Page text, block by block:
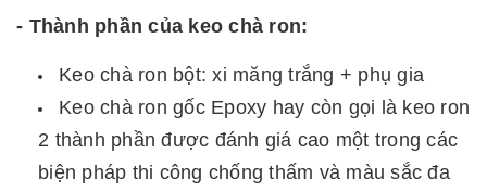
- Thành phần của keo chà ron:
Keo chà ron bột: xi măng trắng + phụ gia
Keo chà ron gốc Epoxy hay còn gọi là keo ron
2 thành phần được đánh giá cao một trong các
biện pháp thi công chống thấm và màu sắc đa